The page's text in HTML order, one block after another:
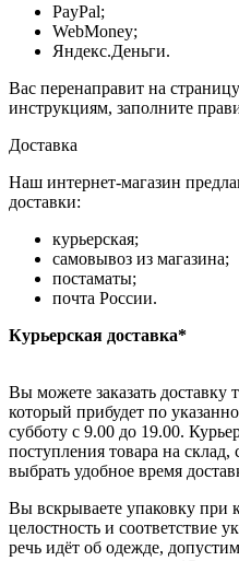
PayPal;
WebMoney;
Яндекс.Деньги.
Вас перенаправит на
инструкциям, заполните
Доставка
Наш интернет-магазин
доставки:
курьерская;
самовывоз из магазина;
постаматы;
почта России.
Курьерская доставка*
Вы можете заказать доставку
который прибудет по
субботу с 9.00 до 19.00.
поступления товара на
выбрать удобное время
Вы вскрываете упаковку при
целостность и соответствие
речь идёт об одежде,